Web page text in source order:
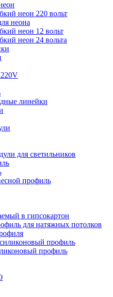
неон 220 вольт
неона
неон 12 вольт
неон 24 вольта
линейки
для светильников
профиль
в гипсокартон
для натяжных потолков
профиль